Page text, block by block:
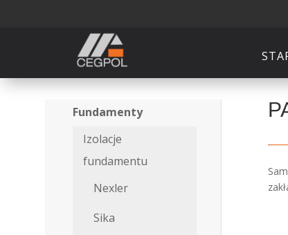
Fundamenty
Izolacje
fundamentu
Nexler
Sika